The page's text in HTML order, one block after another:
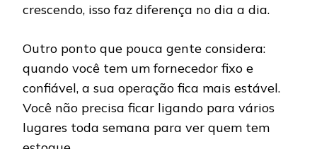
crescendo, isso faz diferença no dia a dia.
Outro ponto que pouca gente considera:
quando você tem um fornecedor fixo e
confiável, a sua operação fica mais estável.
Você não precisa ficar ligando para vários
lugares toda semana para ver quem tem